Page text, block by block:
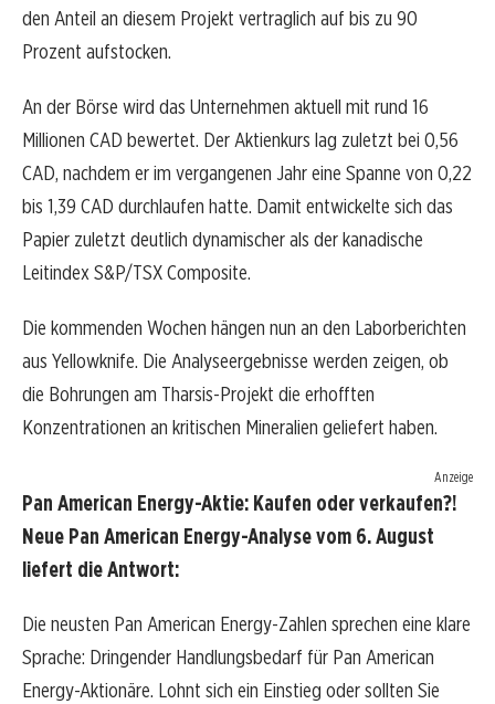
den Anteil an diesem Projekt vertraglich auf bis zu 90
Prozent aufstocken.
An der Börse wird das Unternehmen aktuell mit rund 16
Millionen CAD bewertet. Der Aktienkurs lag zuletzt bei 0,56
CAD, nachdem er im vergangenen Jahr eine Spanne von 0,22
bis 1,39 CAD durchlaufen hatte. Damit entwickelte sich das
Papier zuletzt deutlich dynamischer als der kanadische
Leitindex S&P/TSX Composite.
Die kommenden Wochen hängen nun an den Laborberichten
aus Yellowknife. Die Analyseergebnisse werden zeigen, ob
die Bohrungen am Tharsis-Projekt die erhofften
Konzentrationen an kritischen Mineralien geliefert haben.
Anzeige
Pan American Energy-Aktie: Kaufen oder verkaufen?!
Neue Pan American Energy-Analyse vom 6. August
liefert die Antwort:
Die neusten Pan American Energy-Zahlen sprechen eine klare
Sprache: Dringender Handlungsbedarf für Pan American
Energy-Aktionäre. Lohnt sich ein Einstieg oder sollten Sie